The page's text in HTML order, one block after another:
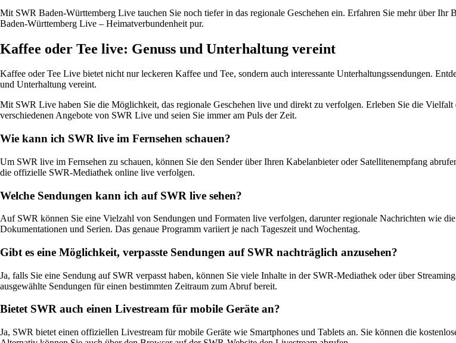
Mit SWR Baden-Württemberg Live tauchen Sie noch tiefer in das regionale Geschehen ein. Erfahren Sie mehr über
Baden-Württemberg Live – Heimatverbundenheit pur.
Kaffee oder Tee live: Genuss und Unterhaltung vereint
Kaffee oder Tee Live bietet nicht nur leckeren Kaffee und Tee, sondern auch interessante Unterhaltungssendungen.
und Unterhaltung vereint.
Mit SWR Live haben Sie die Möglichkeit, das regionale Geschehen live und direkt zu verfolgen. Erleben Sie die
verschiedenen Angebote von SWR Live und seien Sie immer am Puls der Zeit.
Wie kann ich SWR live im Fernsehen schauen?
Um SWR live im Fernsehen zu schauen, können Sie den Sender über Ihren Kabelanbieter oder Satellitenempfang
die offizielle SWR-Mediathek online live verfolgen.
Welche Sendungen kann ich auf SWR live sehen?
Auf SWR können Sie eine Vielzahl von Sendungen und Formaten live verfolgen, darunter regionale Nachrichten wie
Dokumentationen und Serien. Das genaue Programm variiert je nach Tageszeit und Wochentag.
Gibt es eine Möglichkeit, verpasste Sendungen auf SWR nachträglich anzusehen?
Ja, falls Sie eine Sendung auf SWR verpasst haben, können Sie viele Inhalte in der SWR-Mediathek oder über
ausgewählte Sendungen für einen bestimmten Zeitraum zum Abruf bereit.
Bietet SWR auch einen Livestream für mobile Geräte an?
Ja, SWR bietet einen offiziellen Livestream für mobile Geräte wie Smartphones und Tablets an. Sie können die